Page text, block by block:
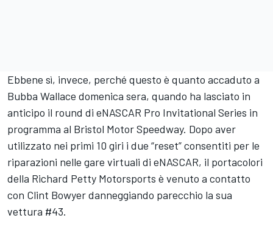
Ebbene sì, invece, perché questo è quanto accaduto a
Bubba Wallace domenica sera, quando ha lasciato in
anticipo il round di eNASCAR Pro Invitational Series in
programma al Bristol Motor Speedway. Dopo aver
utilizzato nei primi 10 giri i due “reset” consentiti per le
riparazioni nelle gare virtuali di eNASCAR, il portacolori
della Richard Petty Motorsports è venuto a contatto
con Clint Bowyer danneggiando parecchio la sua
vettura #43.